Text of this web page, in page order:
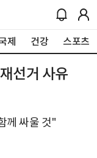
제 건강 스포츠
선거 사유
께 싸울 것"